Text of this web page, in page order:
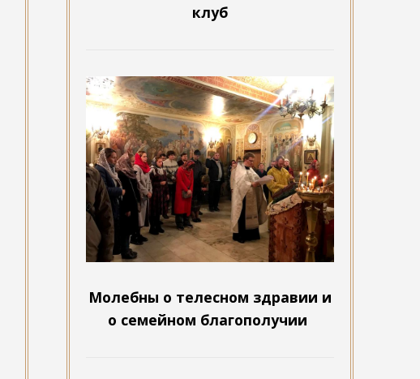
клуб
Молебны о телесном здравии и
о семейном благополучии